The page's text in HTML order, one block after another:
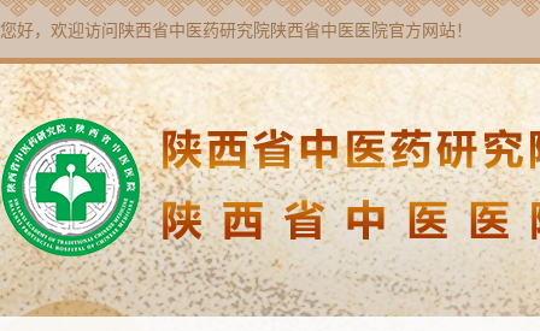
您好，欢迎访问 陕西省中医药研究院陕西省中医医院官方网站！